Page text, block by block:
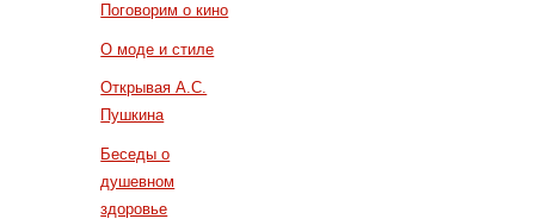
Поговорим о кино
О моде и стиле
Открывая А.С.
Пушкина
Беседы о
душевном
здоровье